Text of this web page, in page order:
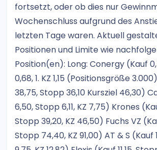
fortsetzt, oder ob dies nur
Wochenschluss aufgrund des
letzten Tage waren. Aktuell
Positionen und Limite wie
Position(en): Long: Conergy (Kauf
0,68, 1. KZ 1,15 (Positionsgröße
38,75, Stopp 36,10 Kursziel 46,30)
6,50, Stopp 6,11, KZ 7,75) Krones
Stopp 39,20, KZ 46,50) Fuchs VZ
Stopp 74,40, KZ 91,00) AT & S (Kauf